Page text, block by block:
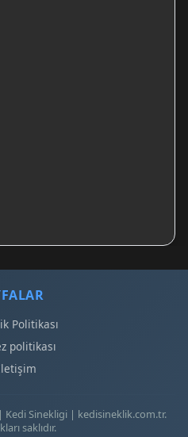
Politikası
politikası
Sinekligi | kedisineklik.com.tr.
saklıdır.